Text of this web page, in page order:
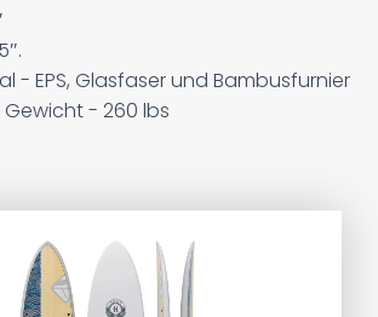
- EPS, Glasfaser und Bambusfurnier
Gewicht - 260 lbs